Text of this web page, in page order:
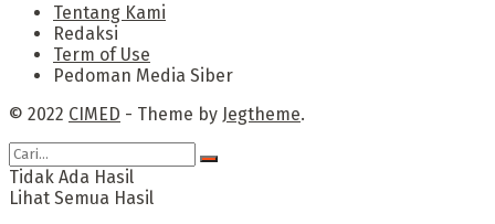
Tentang Kami
Redaksi
Term of Use
Pedoman Media Siber
© 2022 CIMED - Theme by Jegtheme.
Tidak Ada Hasil
Lihat Semua Hasil